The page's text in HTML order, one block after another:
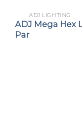
ADJ LIGHTING
ADJ Mega Hex L
Par